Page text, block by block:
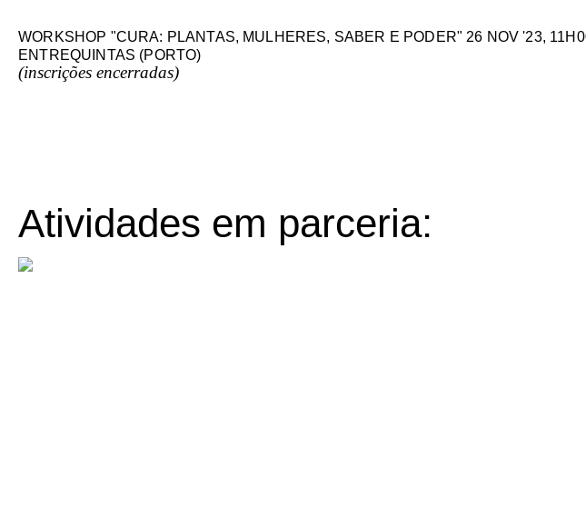
WORKSHOP "CURA: PLANTAS, MULHERES, SABER E PODER" 26 NOV '23,
ENTREQUINTAS (PORTO)
(inscrições encerradas)
Atividades em parceria: